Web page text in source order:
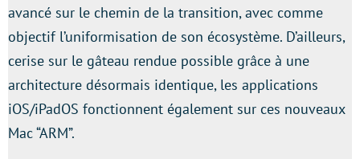
avancé sur le chemin de la transition, avec comme
objectif l’uniformisation de son écosystème. D’ailleurs,
cerise sur le gâteau rendue possible grâce à une
architecture désormais identique, les applications
iOS/iPadOS fonctionnent également sur ces nouveaux
Mac “ARM”.